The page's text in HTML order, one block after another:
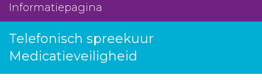
Voorschrijfgedrag
Projecten
Over IVM
Informatiepagina
Telefonisch spreekuur
Medicatieveiligheid